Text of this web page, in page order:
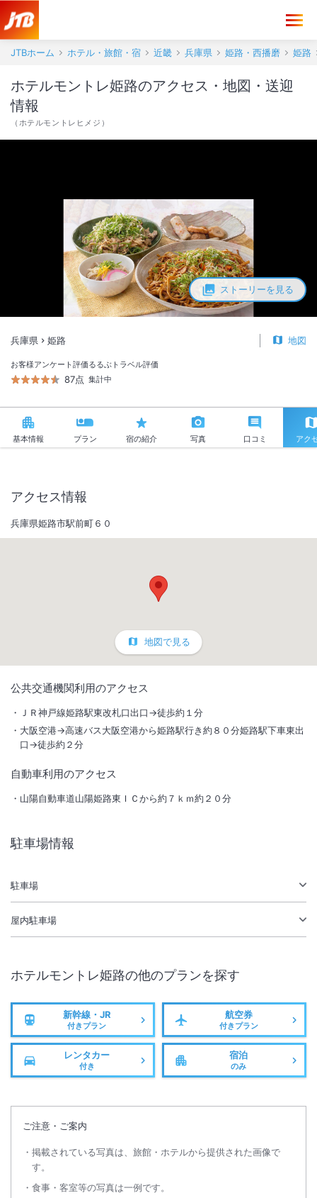
JTBホーム ホテル・旅館・宿 近畿 兵庫県 姫路・西播磨 姫路
ストーリーを見る
ホテルモントレ姫路のアクセス・地図・送迎
情報
（ ホテルモントレヒメジ ）
兵庫県 姫路 地図
お客様アンケート評価
87点
るるぶトラベル評価
集計中
基本情報 プラン 宿の紹介 写真 口コミ アク
JR姫路駅直結で世界遺産・国宝「姫路城」へも徒歩約15分と好立地な
より快適に、いつもと違うバス体験をしていただける、ウルトラファイ
ンミスト「ミラブル」を全客室に導入。
サステナビリティへの取り組み
アクセス情報
兵庫県姫路市駅前町６０
地図で見る
公共交通機関利用のアクセス
ＪＲ神戸線姫路駅東改札口出口→徒歩約１分
大阪空港→高速バス大阪空港から姫路駅行き約８０分姫路駅下車東出
口→徒歩約２分
自動車利用のアクセス
山陽自動車道山陽姫路東ＩＣから約７ｋｍ約２０分
駐車場情報
駐車場
屋内駐車場
ホテルモントレ姫路の他のプランを探す
新幹線・JR
付きプラン
航空券
付きプラン
レンタカー
付き
宿泊
のみ
ご注意・ご案内
掲載されている写真は、旅館・ホテルから提供された画像で
す。
食事・客室等の写真は一例です。